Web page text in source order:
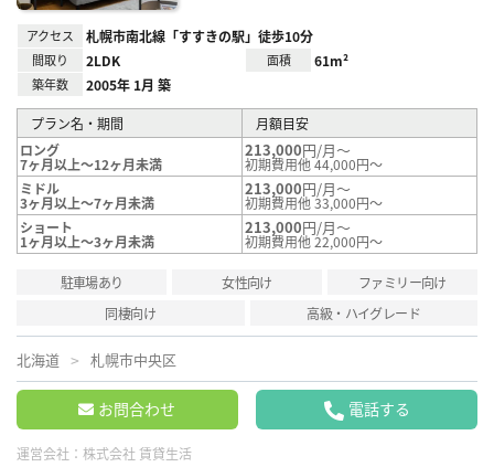
アクセス 札幌市南北線「すすきの駅」徒歩10分
間取り 2LDK 面積 61m²
築年数 2005年 1月 築
プラン名・期間
月額目安
ロング
7ヶ月以上～12ヶ月未満
213,000円/月～
初期費用他 44,000円～
ミドル
3ヶ月以上～7ヶ月未満
213,000円/月～
初期費用他 33,000円～
ショート
1ヶ月以上～3ヶ月未満
213,000円/月～
初期費用他 22,000円～
駐車場あり 女性向け
ファミリー向け
同棲向け
高級・ハイグレード
北海道 札幌市中央区
お問合わせ 電話する
運営会社： 株式会社 賃貸生活